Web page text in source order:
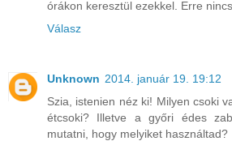
órákon keresztül ezekkel. Erre
Válasz
Unknown 2014. január 19. 19:12
Szia, istenien néz ki! Milyen csoki
étcsoki? Illetve a győri édes
mutatni, hogy melyiket használtad?